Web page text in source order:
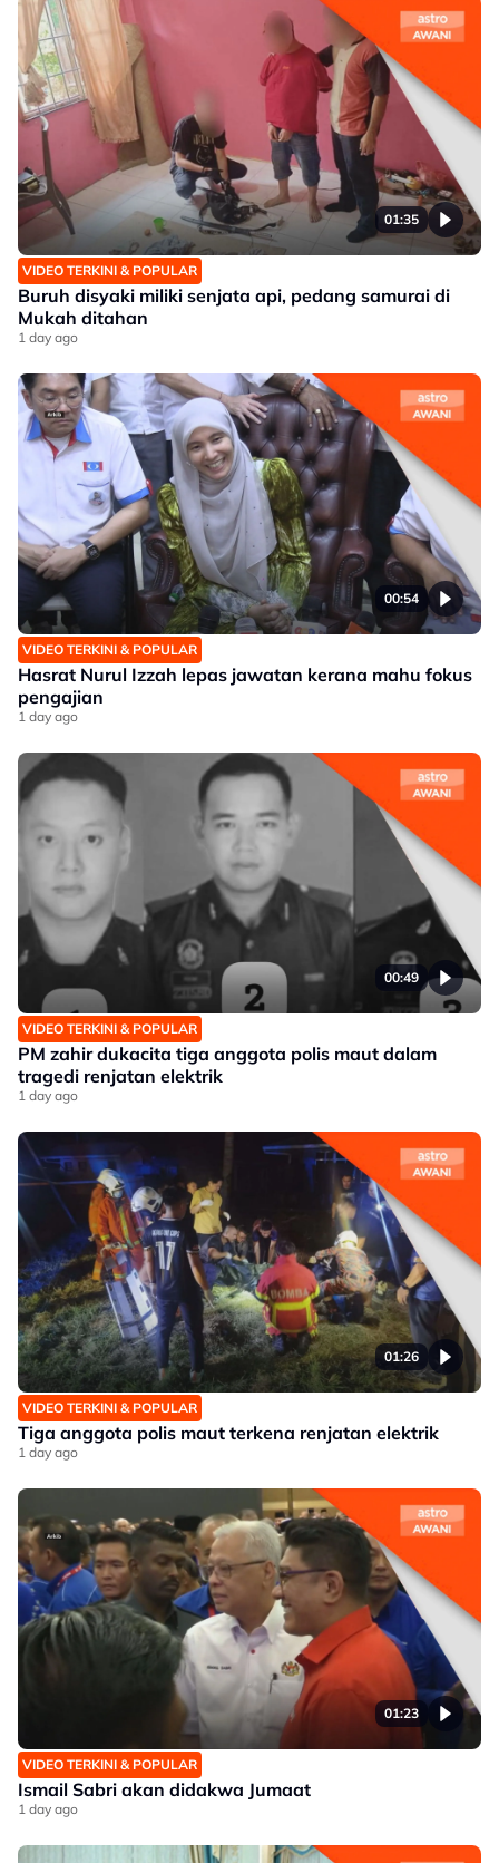
01:35
VIDEO TERKINI & POPULAR
Buruh disyaki miliki senjata api, pedang samurai di
Mukah ditahan
1 day ago
00:54
VIDEO TERKINI & POPULAR
Hasrat Nurul Izzah lepas jawatan kerana mahu fokus
pengajian
1 day ago
00:49
VIDEO TERKINI & POPULAR
PM zahir dukacita tiga anggota polis maut dalam
tragedi renjatan elektrik
1 day ago
01:26
VIDEO TERKINI & POPULAR
Tiga anggota polis maut terkena renjatan elektrik
1 day ago
01:23
VIDEO TERKINI & POPULAR
Ismail Sabri akan didakwa Jumaat
1 day ago